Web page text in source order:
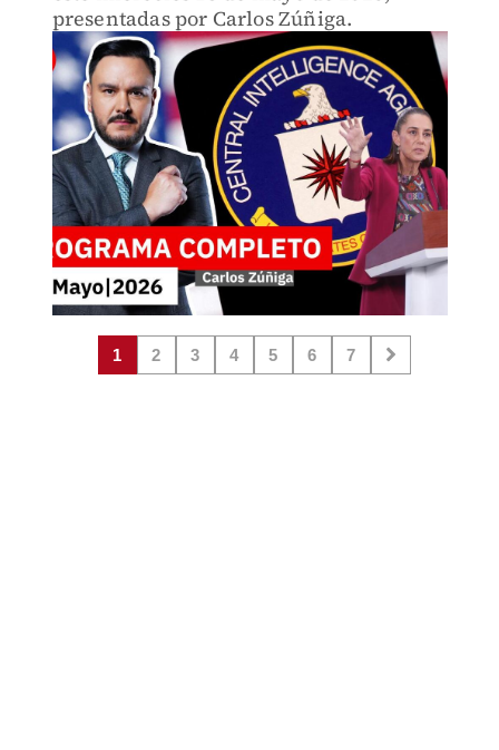
presentadas por Carlos Zúñiga.
1 2 3 4 5 6 7